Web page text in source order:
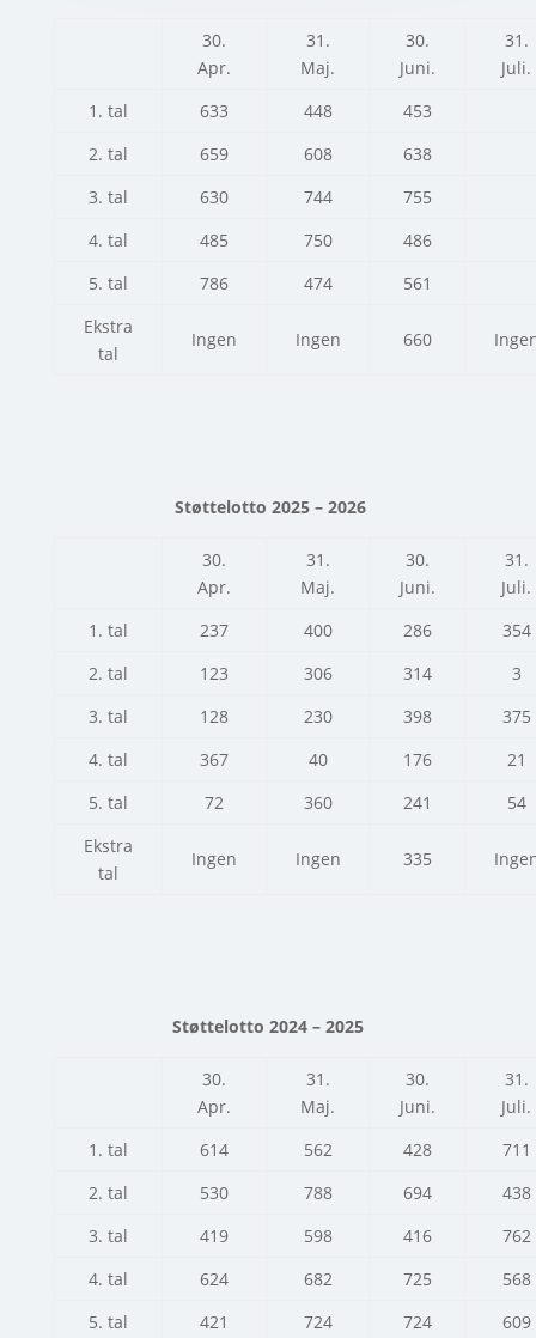
30.
Apr.
31.
Maj.
30.
Juni.
31.
Juli.
1. tal
633 448
453
2. tal
659 608
638
3. tal
630 744
755
4. tal
485 750
486
5. tal
786 474
561
Ekstra
tal
Ingen Ingen 660
Støttelotto 2025 – 2026
30.
Apr.
31.
Maj.
30.
Juni.
31.
Juli.
1. tal
237 400 286
354
2. tal
123 306 314
3
3. tal
128 230 398
375
4. tal
367 40 176
21
5. tal
72 360 241
54
Ekstra
tal
Ingen Ingen 335
Støttelotto 2024 – 2025
30.
Apr.
31.
Maj.
30.
Juni.
31.
Juli.
1. tal
614 562 428
711
2. tal
530 788 694
438
3. tal
419 598 416
762
4. tal
624 682 725
568
5. tal
421 724 724
609